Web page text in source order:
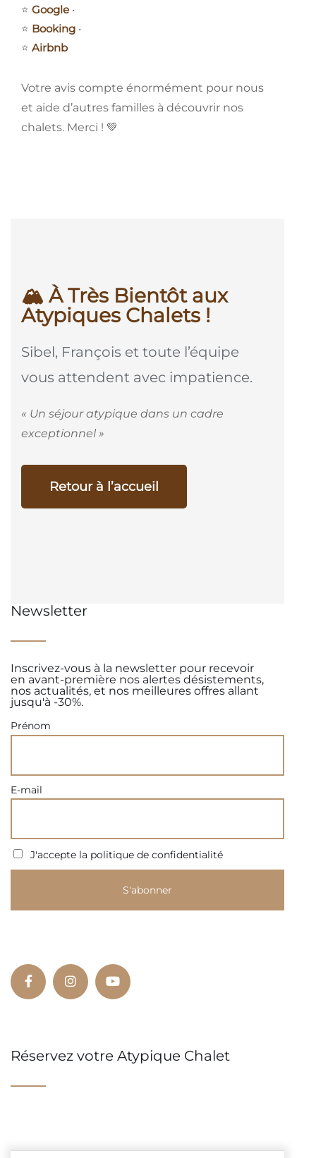
⭐ Google •
⭐ Booking •
⭐ Airbnb
Votre avis compte énormément pour nous
et aide d’autres familles à découvrir nos
chalets. Merci ! 💚
🏔️ À Très Bientôt aux
Atypiques Chalets !
Sibel, François et toute l’équipe
vous attendent avec impatience.
« Un séjour atypique dans un cadre
exceptionnel »
Retour à l’accueil
Newsletter
Inscrivez-vous à la newsletter pour recevoir
en avant-première nos alertes désistements,
nos actualités, et nos meilleures offres allant
jusqu'à -30%.
Prénom
E-mail
J'accepte la politique de confidentialité
Réservez votre Atypique Chalet